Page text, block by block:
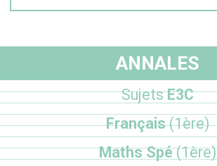
ANNALES
SujetsE3C
Français(1ère)
Maths Spé(1ère)